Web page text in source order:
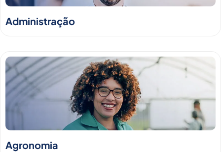
Administração
Agronomia